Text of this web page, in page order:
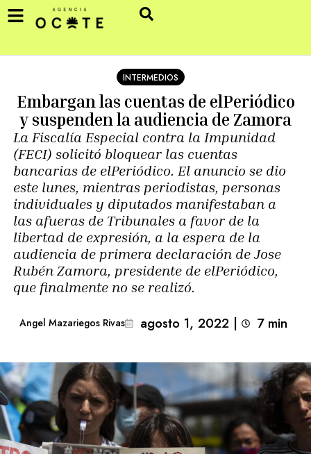
INTERMEDIOS
Embargan las cuentas de elPeriódico
y suspenden la audiencia de Zamora
La Fiscalía Especial contra la Impunidad
(FECI) solicitó bloquear las cuentas
bancarias de elPeriódico. El anuncio se dio
este lunes, mientras periodistas, personas
individuales y diputados manifestaban a
las afueras de Tribunales a favor de la
libertad de expresión, a la espera de la
audiencia de primera declaración de Jose
Rubén Zamora, presidente de elPeriódico,
que finalmente no se realizó.
Angel Mazariegos Rivas agosto 1, 2022 | 7 min